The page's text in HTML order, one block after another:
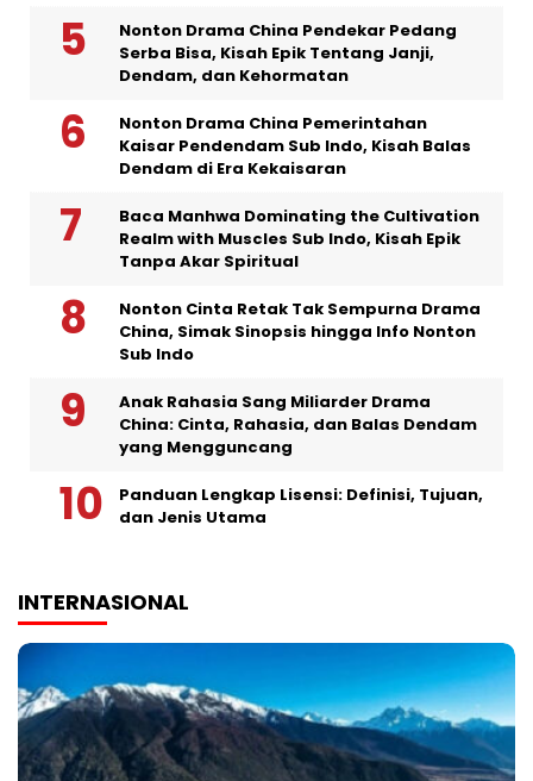
Nonton Drama China Pendekar Pedang
Serba Bisa, Kisah Epik Tentang Janji,
Dendam, dan Kehormatan
Nonton Drama China Pemerintahan
Kaisar Pendendam Sub Indo, Kisah Balas
Dendam di Era Kekaisaran
Baca Manhwa Dominating the Cultivation
Realm with Muscles Sub Indo, Kisah Epik
Tanpa Akar Spiritual
Nonton Cinta Retak Tak Sempurna Drama
China, Simak Sinopsis hingga Info Nonton
Sub Indo
Anak Rahasia Sang Miliarder Drama
China: Cinta, Rahasia, dan Balas Dendam
yang Mengguncang
Panduan Lengkap Lisensi: Definisi, Tujuan,
dan Jenis Utama
INTERNASIONAL